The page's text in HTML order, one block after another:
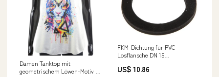
Damen Tanktop mit
geometrischem Löwen-Motiv –
FKM-Dichtung für PVC-
Losflansche DN 15
valve/Proportional/Controller
US$ 10.86